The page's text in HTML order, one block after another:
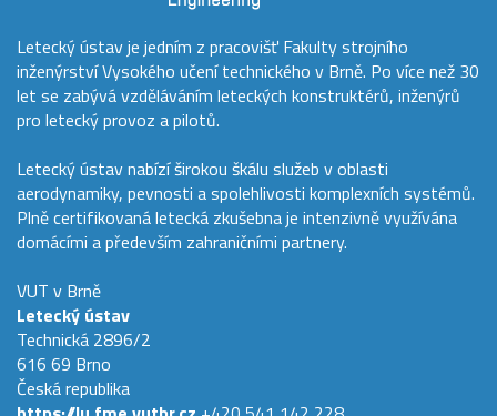
Letecký ústav je jedním z pracovišť Fakulty strojního
inženýrství Vysokého učení technického v Brně. Po více než 30
let se zabývá vzděláváním leteckých konstruktérů, inženýrů
pro letecký provoz a pilotů.
Letecký ústav nabízí širokou škálu služeb v oblasti
aerodynamiky, pevnosti a spolehlivosti komplexních systémů.
Plně certifikovaná letecká zkušebna je intenzivně využívána
domácími a především zahraničními partnery.
VUT v Brně
Letecký ústav
Technická 2896/2
616 69 Brno
Česká republika